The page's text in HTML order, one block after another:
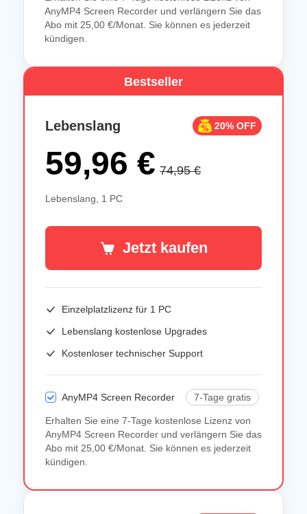
AnyMP4 Screen Recorder und verlängern Sie das
Abo mit 25,00 €/Monat. Sie können es jederzeit
kündigen.
Bestseller
Lebenslang 20% OFF
59,96 € 74,95 €
Lebenslang, 1 PC
Jetzt kaufen
Einzelplatzlizenz für 1 PC
Lebenslang kostenlose Upgrades
Kostenloser technischer Support
AnyMP4 Screen Recorder 7-Tage gratis
Erhalten Sie eine 7-Tage kostenlose Lizenz von
AnyMP4 Screen Recorder und verlängern Sie das
Abo mit 25,00 €/Monat. Sie können es jederzeit
kündigen.